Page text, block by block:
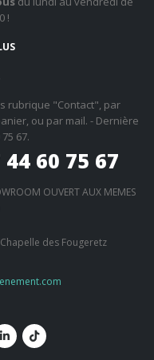
!
rubrique "Contact", par
ou par mail. - Dernière
67.
60 75 67
OUVERT AUX MEMES
des Fougeretz